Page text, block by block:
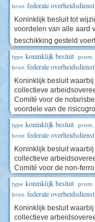
bron federale
Koninklijk besluit tot
voordelen van alle aard
beschikking gesteld
type koninklijk besluit prom.
bron federale
Koninklijk besluit
collectieve
Comité voor de
voordele van de
type koninklijk besluit prom.
bron federale
Koninklijk besluit
collectieve
Comité voor de non-
type koninklijk besluit prom.
bron federale
Koninklijk besluit
collectieve